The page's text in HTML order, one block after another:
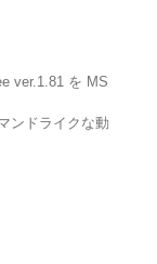
ver.1.81 を MS
ンドライクな動